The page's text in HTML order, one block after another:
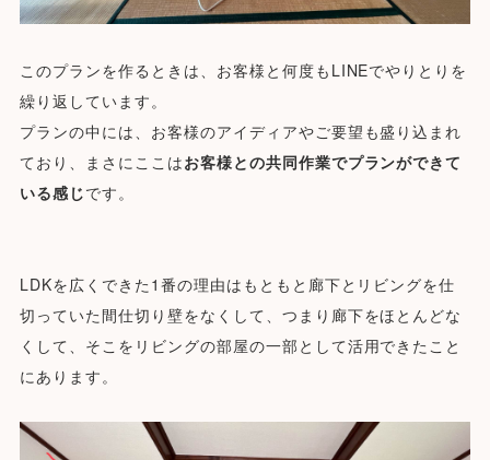
このプランを作るときは、お客様と何度もLINEでやりとりを
繰り返しています。
プランの中には、お客様のアイディアやご要望も盛り込まれ
ており、
まさにここはお客様との共同作業でプランができて
いる感じです。
LDKを広くできた1番の理由はもともと廊下とリビングを仕
切っていた間仕切り壁をなくして、つまり廊下をほとんどな
くして、そこをリビングの部屋の一部として活用できたこと
にあります。